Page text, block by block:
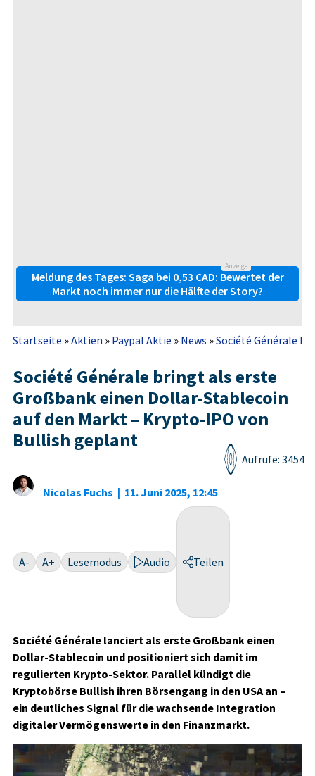
Anzeige
Meldung des Tages: Saga bei 0,53 CAD: Bewertet der
Markt noch immer nur die Hälfte der Story?
Startseite »Aktien » Paypal Aktie » News »Société Générale
Société Générale bringt als erste
Großbank einen Dollar-Stablecoin
auf den Markt – Krypto-IPO von
Bullish geplant
Nicolas Fuchs | 11. Juni 2025, 12:45
Aufrufe: 3454
A- A+ Lesemodus Audio Teilen
Société Générale lanciert als erste Großbank einen
Dollar-Stablecoin und positioniert sich damit im
regulierten Krypto-Sektor. Parallel kündigt die
Kryptobörse Bullish ihren Börsengang in den USA an –
ein deutliches Signal für die wachsende Integration
digitaler Vermögenswerte in den Finanzmarkt.